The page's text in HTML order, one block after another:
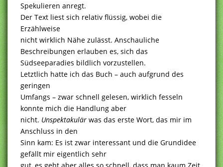
Spekulieren anregt.
Der Text liest sich relativ flüssig, wobei die
Erzählweise
nicht wirklich Nähe zulässt. Anschauliche
Beschreibungen erlauben es, sich das
Südseeparadies bildlich vorzustellen.
Letztlich hatte ich das Buch – auch aufgrund des
geringen
Umfangs – zwar schnell gelesen, wirklich fesseln
konnte mich die Handlung aber
nicht. Unspektakulär was das erste Wort, das mir im
Anschluss in den
Sinn kam: Es ist zwar interessant und die Grundidee
gefällt mir eigentlich sehr